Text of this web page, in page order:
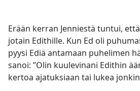
Erään kerran Jenniestä tuntui,
jotain Edithille. Kun Ed oli
pyysi Ediä antamaan puhelimen
sanoi: ”Olin kuulevinani Edithin
kertoa ajatuksiaan tai lukea